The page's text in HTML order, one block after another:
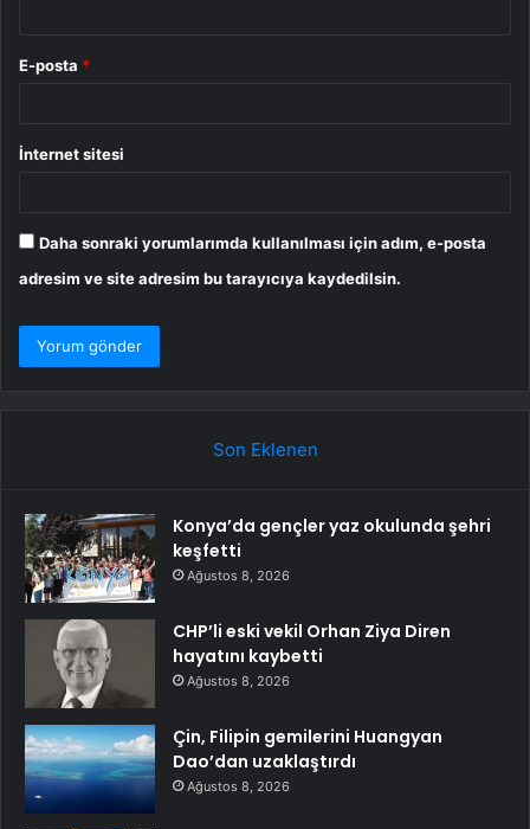
E-posta *
İnternet sitesi
Daha sonraki yorumlarımda kullanılması için adım, e-posta
adresim ve site adresim bu tarayıcıya kaydedilsin.
Son Eklenen
Konya’da gençler yaz okulunda şehri
keşfetti
Ağustos 8, 2026
CHP’li eski vekil Orhan Ziya Diren
hayatını kaybetti
Ağustos 8, 2026
Çin, Filipin gemilerini Huangyan
Dao’dan uzaklaştırdı
Ağustos 8, 2026